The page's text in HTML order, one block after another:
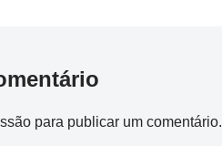
para publicar um comentário.